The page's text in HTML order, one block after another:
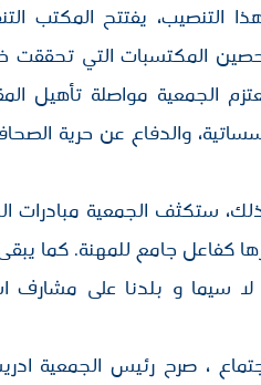
التنصيب، يفتتح المكتب
المكتسبات التي تحققت
الجمعية مواصلة تأهيل
والدفاع عن حرية
ذلك، ستكثف الجمعية
كفاعل جامع للمهنة. كما
لا سيما و بلدنا على
، صرح رئيس الجمعية